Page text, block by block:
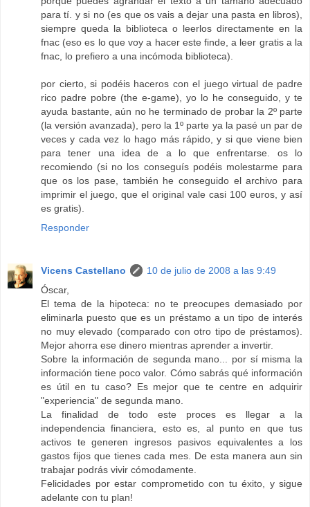
para tí. y si no (es que os vais a dejar una pasta en libros),
siempre queda la biblioteca o leerlos directamente en la
fnac (eso es lo que voy a hacer este finde, a leer gratis a la
fnac, lo prefiero a una incómoda biblioteca).
por cierto, si podéis haceros con el juego virtual de padre
rico padre pobre (the e-game), yo lo he conseguido, y te
ayuda bastante, aún no he terminado de probar la 2º parte
(la versión avanzada), pero la 1º parte ya la pasé un par de
veces y cada vez lo hago más rápido, y si que viene bien
para tener una idea de a lo que enfrentarse. os lo
recomiendo (si no los conseguís podéis molestarme para
que os los pase, también he conseguido el archivo para
imprimir el juego, que el original vale casi 100 euros, y así
es gratis).
Responder
Vicens Castellano
10 de julio de 2008 a las 9:49
Óscar,
El tema de la hipoteca: no te preocupes demasiado por
eliminarla puesto que es un préstamo a un tipo de interés
no muy elevado (comparado con otro tipo de préstamos).
Mejor ahorra ese dinero mientras aprender a invertir.
Sobre la información de segunda mano... por sí misma la
información tiene poco valor. Cómo sabrás qué información
es útil en tu caso? Es mejor que te centre en adquirir
"experiencia" de segunda mano.
La finalidad de todo este proces es llegar a la
independencia financiera, esto es, al punto en que tus
activos te generen ingresos pasivos equivalentes a los
gastos fijos que tienes cada mes. De esta manera aun sin
trabajar podrás vivir cómodamente.
Felicidades por estar comprometido con tu éxito, y sigue
adelante con tu plan!